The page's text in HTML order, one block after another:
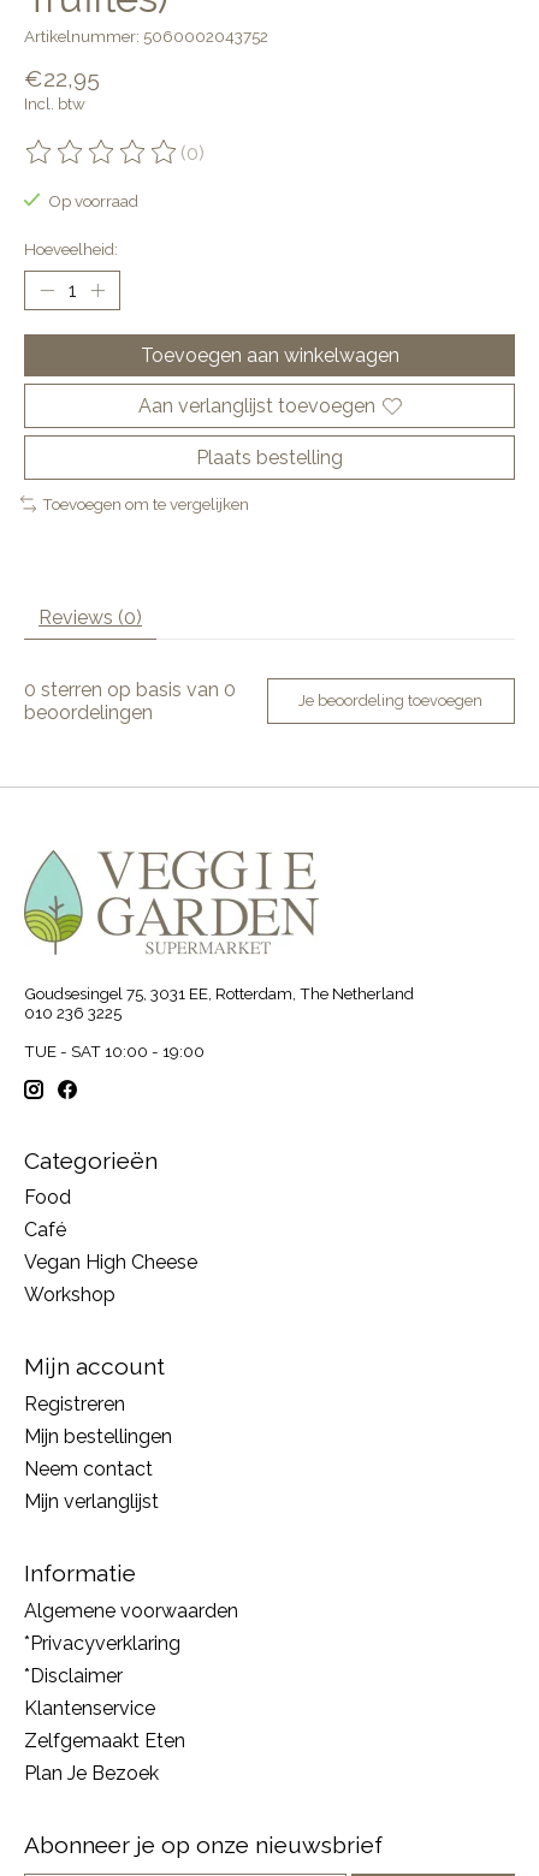
Artikelnummer: 5060002043752
€22,95
Incl. btw
De beoordeling van dit product is
(0)
Op voorraad
Hoeveelheid:
Toevoegen aan winkelwagen
Aan verlanglijst toevoegen
Plaats bestelling
Toevoegen om te vergelijken
Reviews (0)
0 sterren op basis van 0
beoordelingen
Je beoordeling toevoegen
Goudsesingel 75, 3031 EE, Rotterdam, The Netherland
010 236 3225
TUE - SAT 10:00 - 19:00
Categorieën
Food
Café
Vegan High Cheese
Workshop
Mijn account
Registreren
Mijn bestellingen
Neem contact
Mijn verlanglijst
Informatie
Algemene voorwaarden
*Privacyverklaring
*Disclaimer
Klantenservice
Zelfgemaakt Eten
Plan Je Bezoek
Abonneer je op onze nieuwsbrief